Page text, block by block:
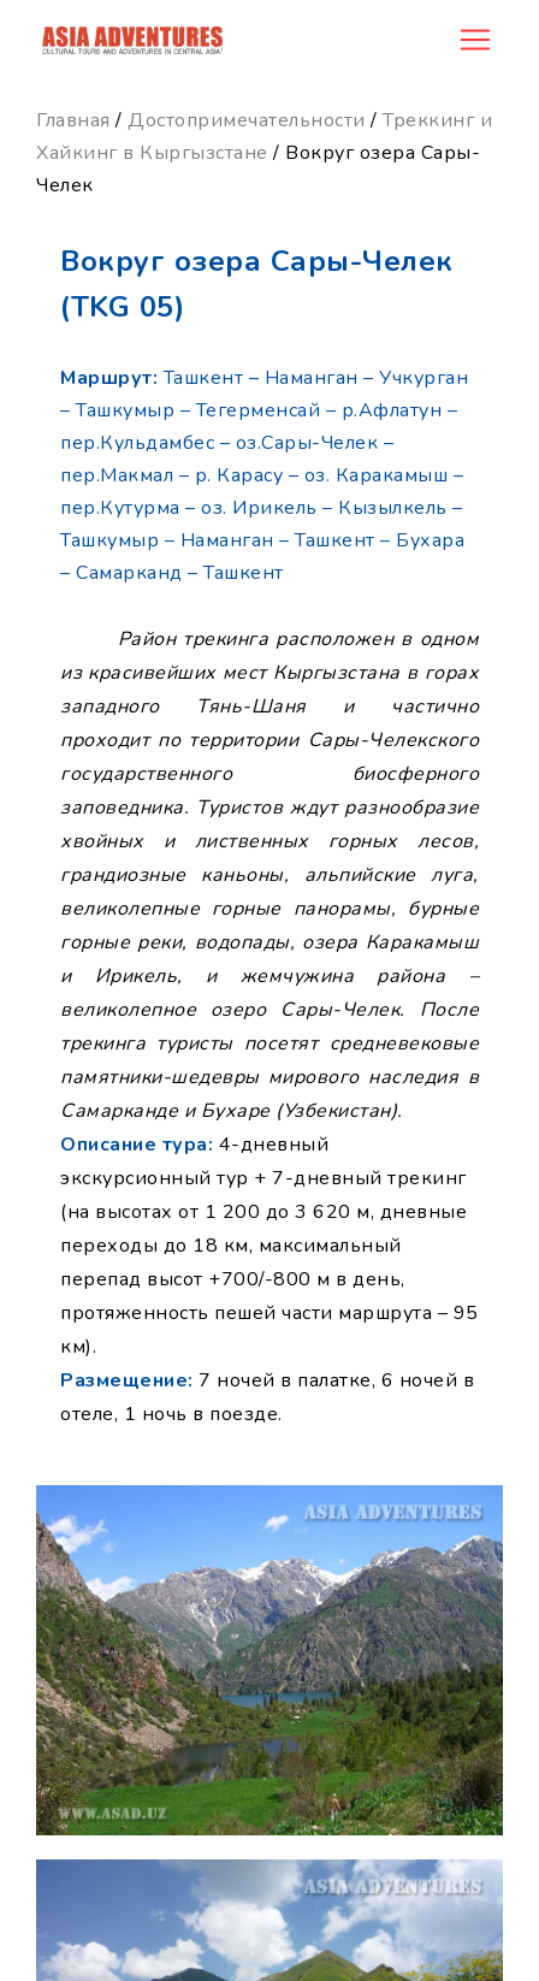
product_id35
Главная / Достопримечательности /Треккинг и
Хайкинг в Кыргызстане / Вокруг озера Сары-
Челек
Вокруг озера Сары-Челек
(TKG 05)
Маршрут: Ташкент – Наманган – Учкурган
– Ташкумыр – Тегерменсай – р.Афлатун –
пер.Кульдамбес – оз.Сары-Челек –
пер.Макмал – р. Карасу – оз. Каракамыш –
пер.Кутурма – оз. Ирикель – Кызылкель –
Ташкумыр – Наманган – Ташкент – Бухара
– Самарканд – Ташкент
Район трекинга расположен в одном
из красивейших мест Кыргызстана в горах
западного Тянь-Шаня и частично
проходит по территории Сары-Челекского
государственного биосферного
заповедника. Туристов ждут разнообразие
хвойных и лиственных горных лесов,
грандиозные каньоны, альпийские луга,
великолепные горные панорамы, бурные
горные реки, водопады, озера Каракамыш
и Ирикель, и жемчужина района –
великолепное озеро Сары-Челек. После
трекинга туристы посетят средневековые
памятники-шедевры мирового наследия в
Самарканде и Бухаре (Узбекистан).
Описание тура: 4-дневный
экскурсионный тур + 7-дневный трекинг
(на высотах от 1 200 до 3 620 м, дневные
переходы до 18 км, максимальный
перепад высот +700/-800 м в день,
протяженность пешей части маршрута – 95
км).
Размещение: 7 ночей в палатке, 6 ночей в
отеле, 1 ночь в поезде.